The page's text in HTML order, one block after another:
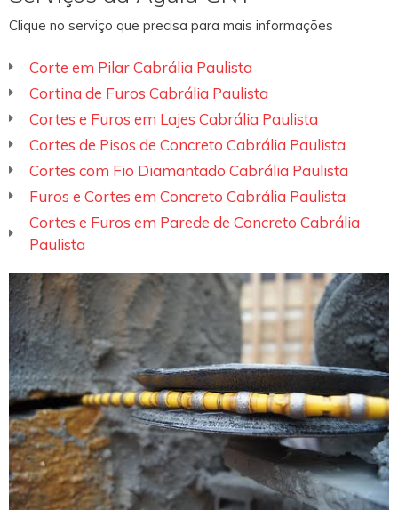
Clique no serviço que precisa para mais informações
Corte em Pilar Cabrália Paulista
Cortina de Furos Cabrália Paulista
Cortes e Furos em Lajes Cabrália Paulista
Cortes de Pisos de Concreto Cabrália Paulista
Cortes com Fio Diamantado Cabrália Paulista
Furos e Cortes em Concreto Cabrália Paulista
Cortes e Furos em Parede de Concreto Cabrália
Paulista